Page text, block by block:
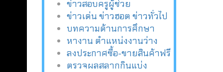
ข่าวสอบครูผู้ช่วย
ข่าวเด่น ข่าวฮอต ข่าวทั่วไป
บทความด้านการศึกษา
หางาน ตำแหน่งงานว่าง
ลงประกาศซื้อ-ขายสินค้าฟรี
ตรวจผลสลากกินแบ่ง